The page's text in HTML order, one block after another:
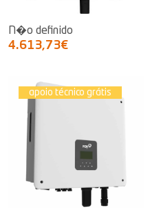
N�o definido
4.613,73€
apoio técnico grátis